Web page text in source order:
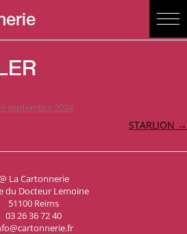
septembre 2024 .
STARLION →
La Cartonnerie
du Docteur Lemoine
51100 Reims
03 26 36 72 40